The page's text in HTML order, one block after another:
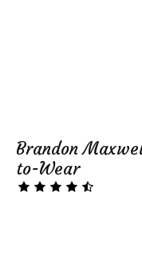
Brandon
to-Wear